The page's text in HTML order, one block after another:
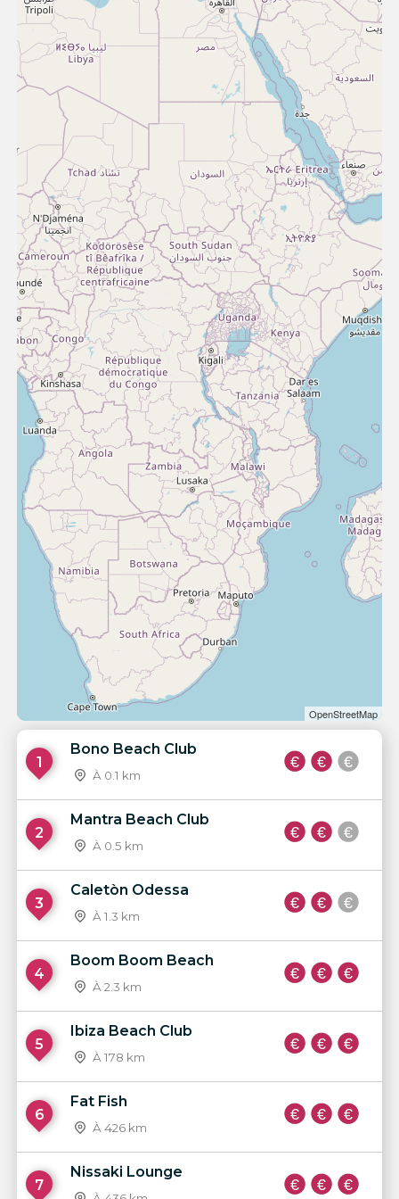
OpenStreetMap
1
Bono Beach Club
À 0.1 km
2
Mantra Beach Club
À 0.5 km
3
Caletòn Odessa
À 1.3 km
4
Boom Boom Beach
À 2.3 km
5
Ibiza Beach Club
À 178 km
6
Fat Fish
À 426 km
7
Nissaki Lounge